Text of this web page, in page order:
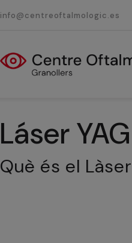
info@centreoftalmologic.es
Láser YAG
Què és el